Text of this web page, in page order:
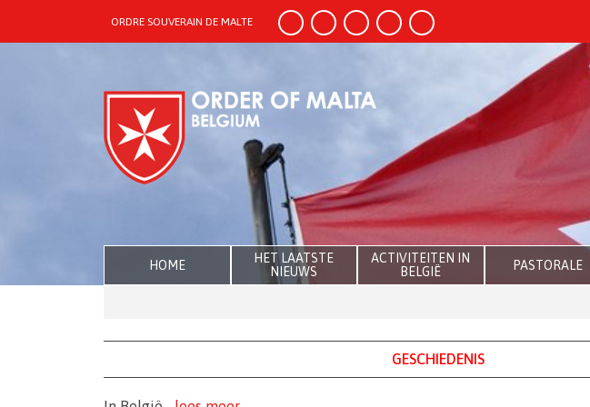
ORDRE SOUVERAIN DE MALTE
HOME
HET LAATSTE
NIEUWS
ACTIVITEITEN IN
BELGIË
PASTORALE
GESCHIEDENIS